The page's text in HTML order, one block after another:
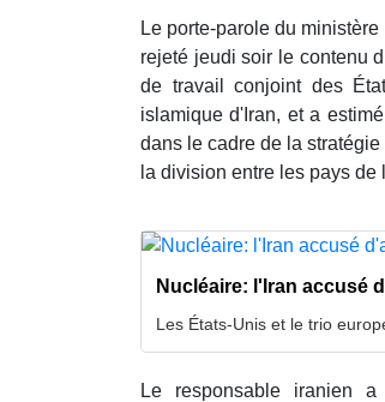
Le porte-parole du
rejeté jeudi soir le contenu
de travail conjoint des
islamique d'Iran, et a
dans le cadre de la
la division entre les pays de
Nucléaire: l'Iran accusé
Les États-Unis et le trio
Le responsable iranien